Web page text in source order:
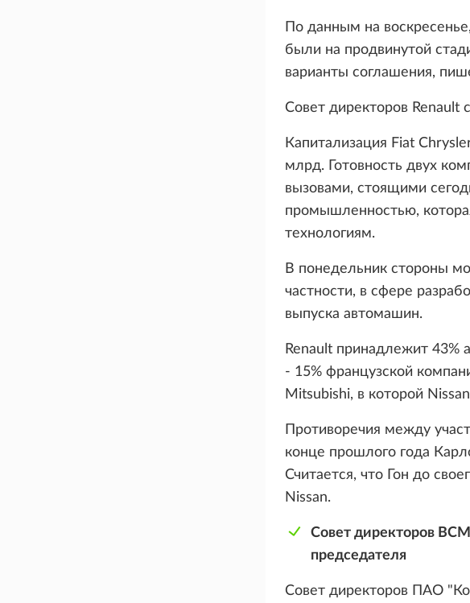
По данным на
были на продвинутой
варианты соглашения,
Совет директоров Renault
Капитализация Fiat
млрд. Готовность двух
вызовами, стоящими
промышленностью,
технологиям.
В понедельник стороны
частности, в сфере
выпуска автомашин.
Renault принадлежит 43%
- 15% французской
Mitsubishi, в которой
Противоречия между
конце прошлого года
Считается, что Гон до
Nissan.
Совет директоров
председателя
Совет директоров ПАО